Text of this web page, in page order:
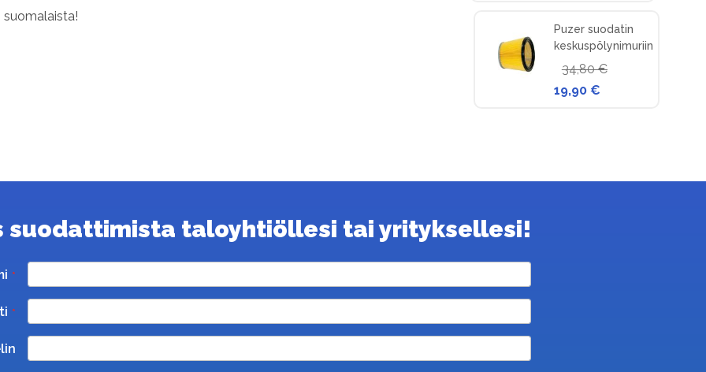
Puzer suodatin
keskuspölynimuriin
19,90 €
34,80 €
suodattimista taloyhtiöllesi tai yrityksellesi!